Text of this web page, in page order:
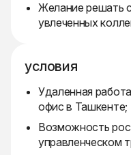
Желание решать
увлеченных
условия
Удаленная
офис в Ташкенте;
Возможность
управленческом